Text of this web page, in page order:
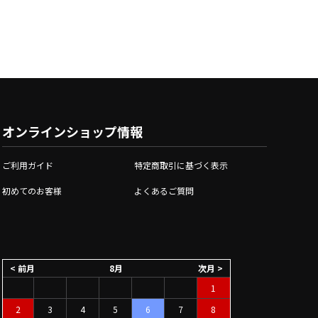
オンラインショップ情報
ご利用ガイド 特定商取引に基づく表示
初めてのお客様 よくあるご質問
8月
< 前月
次月 >
1
2
3 4 5 6 7 8